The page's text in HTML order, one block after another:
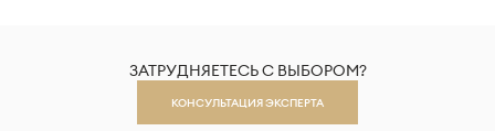
ЗАТРУДНЯЕТЕСЬ С ВЫБОРОМ?
КОНСУЛЬТАЦИЯ ЭКСПЕРТА